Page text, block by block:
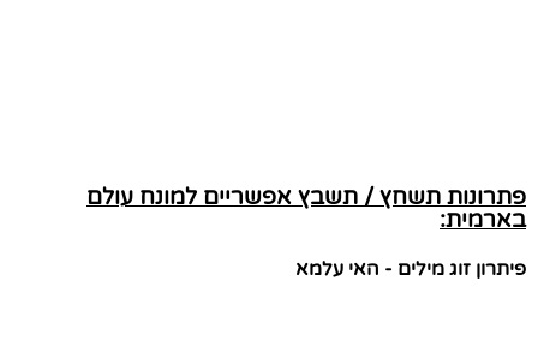
פתרונות תשחץ / תשבץ אפשריים למונח עולם
בארמית:
פיתרון זוג מילים - האי עלמא